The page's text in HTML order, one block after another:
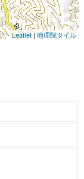
Leaflet|地理院タイル